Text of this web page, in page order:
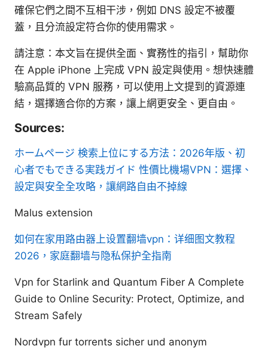
確保它們之間不互相干涉，例如 DNS 設定不被覆
蓋，且分流設定符合你的使用需求。
請注意：本文旨在提供全面、實務性的指引，幫助你
在 Apple iPhone 上完成 VPN 設定與使用。想快速體
驗高品質的 VPN 服務，可以使用上文提到的資源連
結，選擇適合你的方案，讓上網更安全、更自由。
Sources:
ホームページ 検索上位にする方法：2026年版、初
心者でもできる実践ガイド 性價比機場VPN：選擇、
設定與安全全攻略，讓網路自由不掉線
Malus extension
如何在家用路由器上设置翻墙vpn：详细图文教程
2026，家庭翻墙与隐私保护全指南
Vpn for Starlink and Quantum Fiber A Complete
Guide to Online Security: Protect, Optimize, and
Stream Safely
Nordvpn fur torrents sicher und anonym